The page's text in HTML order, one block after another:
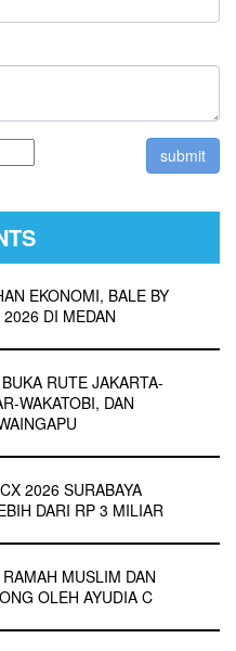
EKONOMI, BALE BY
DI MEDAN
RUTE JAKARTA-
WAKATOBI, DAN
2026 SURABAYA
DARI RP 3 MILIAR
MUSLIM DAN
OLEH AYUDIA C